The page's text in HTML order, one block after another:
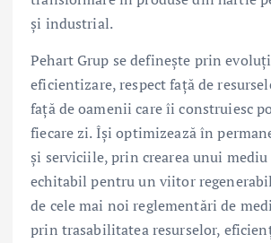
și industrial.
Pehart Grup se definește prin
eficientizare, respect față de
față de oamenii care îi construiesc
fiecare zi. Își optimizează în
și serviciile, prin crearea unui
echitabil pentru un viitor
de cele mai noi reglementări de
prin trasabilitatea resurselor,